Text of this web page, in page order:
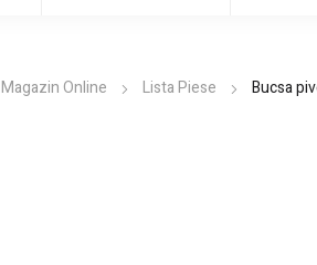
Magazin Online Lista Piese Bucsa